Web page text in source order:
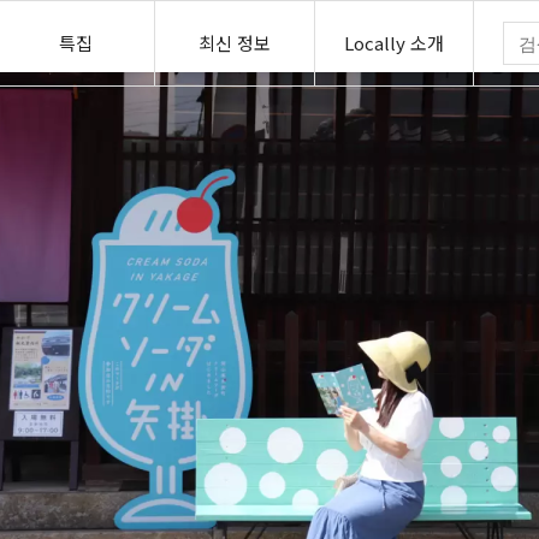
특집 최신 정보 Locally 소개